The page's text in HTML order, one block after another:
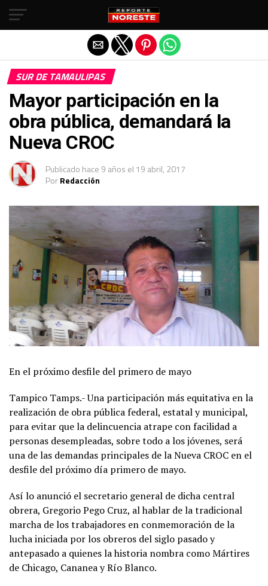
SUR DE TAMAULIPAS
Mayor participación en la
obra pública, demandará la
Nueva CROC
Publicado hace 9 años el 19 abril, 2017
PorRedacción
En el próximo desfile del primero de mayo
Tampico Tamps.- Una participación más equitativa en la
realización de obra pública federal, estatal y municipal,
para evitar que la delincuencia atrape con facilidad a
personas desempleadas, sobre todo a los jóvenes, será
una de las demandas principales de la Nueva CROC en el
desfile del próximo día primero de mayo.
Así lo anunció el secretario general de dicha central
obrera, Gregorio Pego Cruz, al hablar de la tradicional
marcha de los trabajadores en conmemoración de la
lucha iniciada por los obreros del siglo pasado y
antepasado a quienes la historia nombra como Mártires
de Chicago, Cananea y Río Blanco.
Salir de la versión móvil